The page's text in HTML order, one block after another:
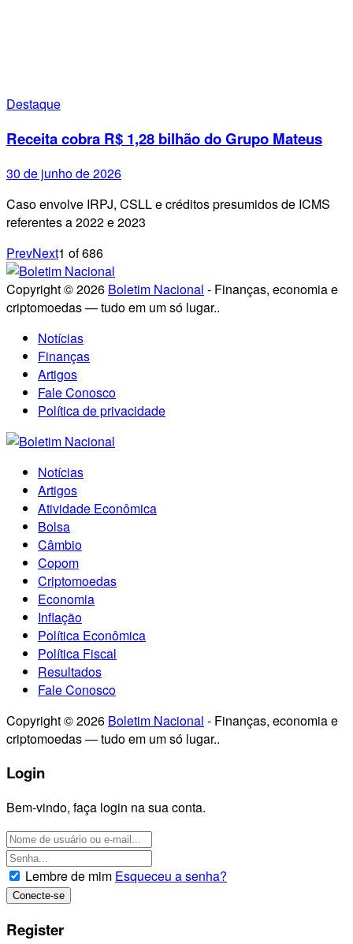
Destaque
Receita cobra R$ 1,28 bilhão do Grupo Mateus
30 de junho de 2026
Caso envolve IRPJ, CSLL e créditos presumidos de ICMS
referentes a 2022 e 2023
PrevNext1 of686
Copyright © 2026 Boletim Nacional - Finanças, economia e
criptomoedas — tudo em um só lugar..
Notícias
Finanças
Artigos
Fale Conosco
Política de privacidade
Notícias
Artigos
Atividade Econômica
Bolsa
Câmbio
Copom
Criptomoedas
Economia
Inflação
Política Econômica
Política Fiscal
Resultados
Fale Conosco
Copyright © 2026 Boletim Nacional - Finanças, economia e
criptomoedas — tudo em um só lugar..
Login
Bem-vindo, faça login na sua conta.
Lembre de mim Esqueceu a senha?
Register